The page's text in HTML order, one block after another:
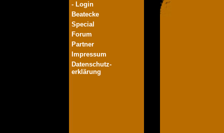
- Login
Beatecke
Special
Forum
Partner
Impressum
Datenschutz-
erklärung